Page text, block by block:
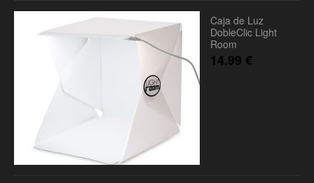
Caja de Luz
DobleClic Light
Room
14.99 €